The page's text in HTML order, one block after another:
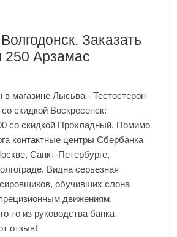
Заказать
250 Арзамас
в магазине Лысьва - Тестостерон
скидкой Воскресенск:
со скидкой Прохладный. Помимо
контактные центры Сбербанка
Санкт-Петербурге,
Видна серьезная
обучивших слона
движениям.
то из руководства банка
отзыв!